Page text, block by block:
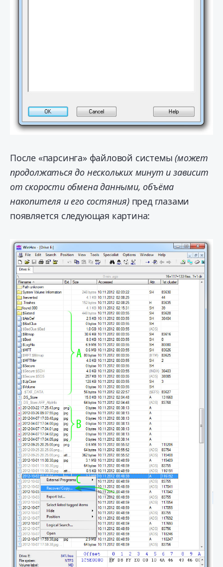
После «парсинга» файловой системы(может
продолжаться до нескольких минут и зависит
от скорости обмена данными, объёма
накопителя и его состяния)пред глазами
появляется следующая картина: